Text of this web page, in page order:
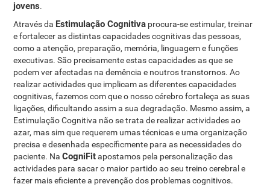
jovens.
Através da Estimulação Cognitiva procura-se estimular, treinar
e fortalecer as distintas capacidades cognitivas das pessoas,
como a atenção, preparação, memória, linguagem e funções
executivas. São precisamente estas capacidades as que se
podem ver afectadas na demência e noutros transtornos. Ao
realizar actividades que implicam as diferentes capacidades
cognitivas, fazemos com que o nosso cérebro fortaleça as suas
ligações, dificultando assim a sua degradação. Mesmo assim, a
Estimulação Cognitiva não se trata de realizar actividades ao
azar, mas sim que requerem umas técnicas e uma organização
precisa e desenhada específicmente para as necessidades do
paciente. NaCogniFitapostamos pela personalização das
actividades para sacar o maior partido ao seu treino cerebral e
fazer mais eficiente a prevenção dos problemas cognitivos.